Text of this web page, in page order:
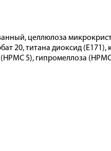
целлюлоза
20, титана диоксид (Е171),
5), гипромеллоза